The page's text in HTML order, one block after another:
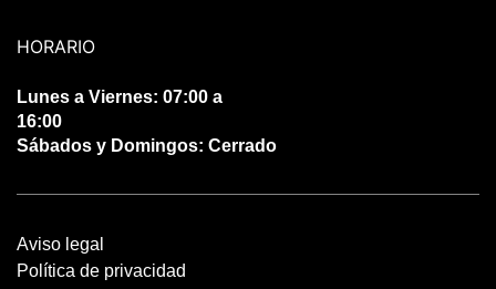
HORARIO
Lunes a Viernes: 07:00 a
16:00
Sábados y Domingos: Cerrado
Aviso legal
Política de privacidad